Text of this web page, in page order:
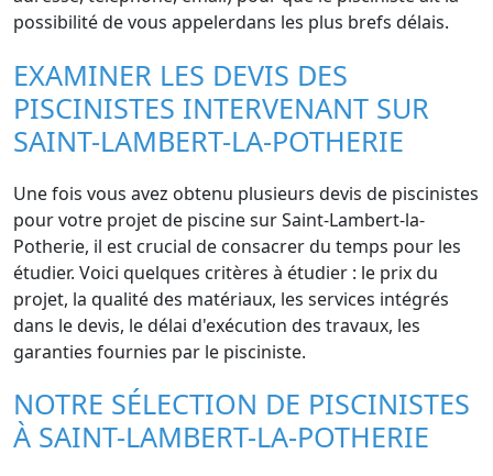
possibilité de vous appelerdans les plus brefs délais.
EXAMINER LES DEVIS DES
PISCINISTES INTERVENANT SUR
SAINT-LAMBERT-LA-POTHERIE
Une fois vous avez obtenu plusieurs devis de piscinistes
pour votre projet de piscine sur Saint-Lambert-la-
Potherie, il est crucial de consacrer du temps pour les
étudier. Voici quelques critères à étudier : le prix du
projet, la qualité des matériaux, les services intégrés
dans le devis, le délai d'exécution des travaux, les
garanties fournies par le pisciniste.
NOTRE SÉLECTION DE PISCINISTES
À SAINT-LAMBERT-LA-POTHERIE